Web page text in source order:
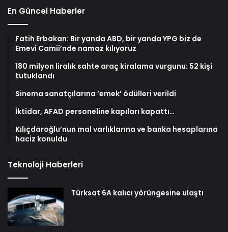
En Güncel Haberler
Fatih Erbakan: Bir yanda ABD, bir yanda YPG biz de
Emevi Camii’nde namaz kılıyoruz
180 milyon liralık sahte araç kiralama vurgunu: 52 kişi
tutuklandı
Sinema sanatçılarına ’emek’ ödülleri verildi
İktidar, AFAD personeline kapıları kapattı…
Kılıçdaroğlu’nun mal varlıklarına ve banka hesaplarına
haciz konuldu
Teknoloji Haberleri
Türksat 6A kalıcı yörüngesine ulaştı